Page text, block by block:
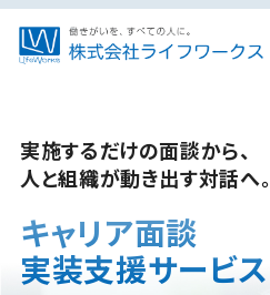
実施するだけの面談から、
人と組織が動き出す対話へ。
キャリア面談
実装支援サービス